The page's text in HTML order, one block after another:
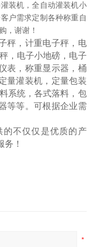
装机，全自动灌装机小
户需求定制各种称重自
，谢谢！
秤，计重电子秤，电
，电子小地磅，电子
表，称重显示器，桶
量灌装机，定量包装
系统，各式落料，包
等等。可根据企业需
不仅仅是优质的产
！